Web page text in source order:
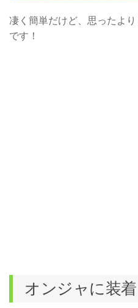
凄く簡単だけど、思ったよ
です！
オンジャに装着